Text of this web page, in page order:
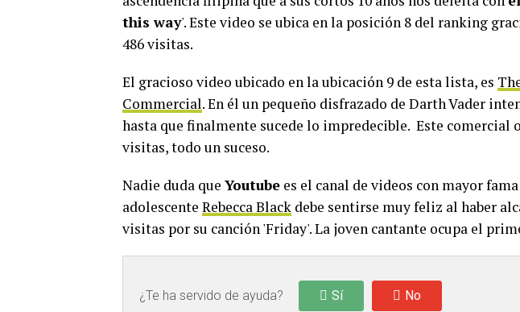
this way'. Este video se ubica en la posición 8 del ranking
486 visitas.
El gracioso video ubicado en la ubicación 9 de esta lista, es
Commercial. En él un pequeño disfrazado de Darth Vader
hasta que finalmente sucede lo impredecible. Este comercial
visitas, todo un suceso.
Nadie duda que Youtube es el canal de videos con mayor
adolescente Rebecca Black debe sentirse muy feliz al haber
visitas por su canción 'Friday'. La joven cantante ocupa el
¿Te ha servido de ayuda? Sí No